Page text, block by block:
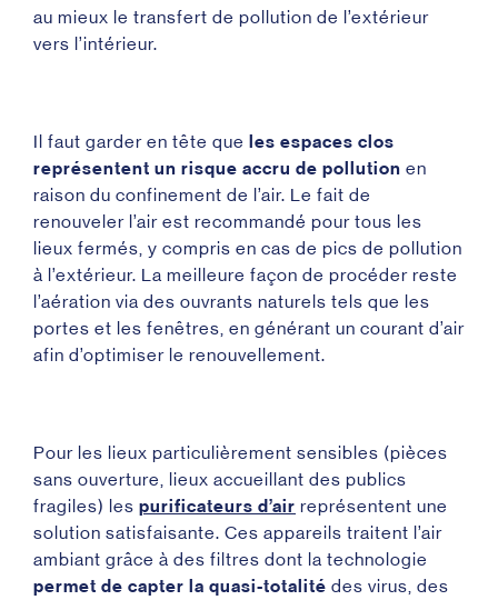
au mieux le transfert de pollution de l’extérieur
vers l’intérieur.
Il faut garder en tête que les espaces clos
représentent un risque accru de pollution en
raison du confinement de l’air. Le fait de
renouveler l’air est recommandé pour tous les
lieux fermés, y compris en cas de pics de pollution
à l’extérieur. La meilleure façon de procéder reste
l’aération via des ouvrants naturels tels que les
portes et les fenêtres, en générant un courant d’air
afin d’optimiser le renouvellement.
Pour les lieux particulièrement sensibles (pièces
sans ouverture, lieux accueillant des publics
fragiles) les purificateurs d’air représentent une
solution satisfaisante. Ces appareils traitent l’air
ambiant grâce à des filtres dont la technologie
permet de capter la quasi-totalité des virus, des